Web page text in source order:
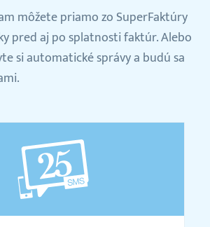
môžete priamo zo SuperFaktúry
pred aj po splatnosti faktúr. Alebo
si automatické správy a budú sa
Balíček